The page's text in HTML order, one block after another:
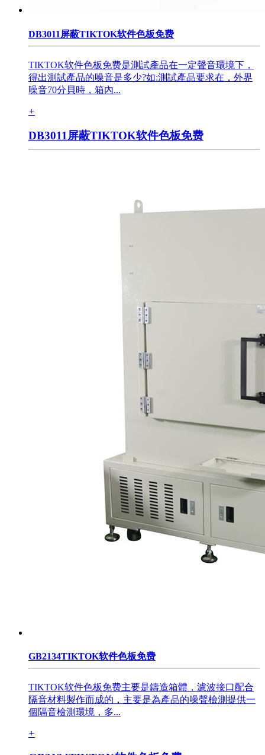
DB3011屏蔽TIKTOK软件色板免费
TIKTOK软件色板免费是測試產品在一定聲音環境下，
得出測試產品的噪音是多少?如:測試產品要求在，外界
噪音70分貝時，箱內...
+
DB3011屏蔽TIKTOK软件色板免费
GB2134TIKTOK软件色板免费
TIKTOK软件色板免费主要是鑄造箱體，濾波接口配合
隔音材料製作而成的，主要是為產品的噪聲檢測提供一
個隔音檢測環境，多...
+